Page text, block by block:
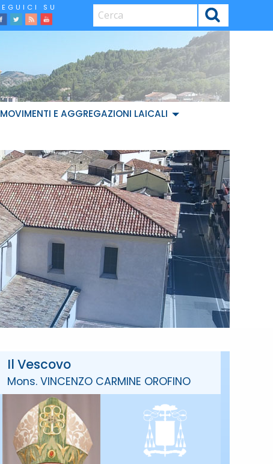
facebook
Twitter
FeedYoutube
CERCA
MOVIMENTI E AGGREGAZIONI LAICALI
Il Vescovo
Mons. VINCENZO CARMINE OROFINO